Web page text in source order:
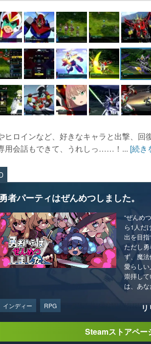
ヒロインなど、好きなキャラと出撃、回
用会話もできて、うれしっ……！... [続き
者パーティはぜんめつしました。
“ぜんめ
ら1人だ
出を目指
ただし
ず、魔
愛らし
崇拝し
は、あな
インディー RPG
Steamストアペー